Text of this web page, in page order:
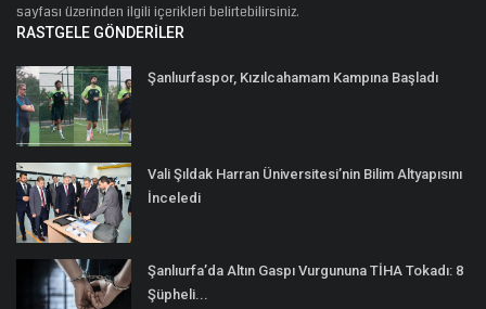
sayfası üzerinden ilgili içerikleri belirtebilirsiniz.
RASTGELE GÖNDERILER
Şanlıurfaspor, Kızılcahamam Kampına Başladı
Vali Şıldak Harran Üniversitesi’nin Bilim Altyapısını
İnceledi
Şanlıurfa’da Altın Gaspı Vurgununa TİHA Tokadı: 8
Şüpheli...